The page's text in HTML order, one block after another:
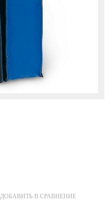
ДОБАВИТЬ В СРАВНЕНИЕ